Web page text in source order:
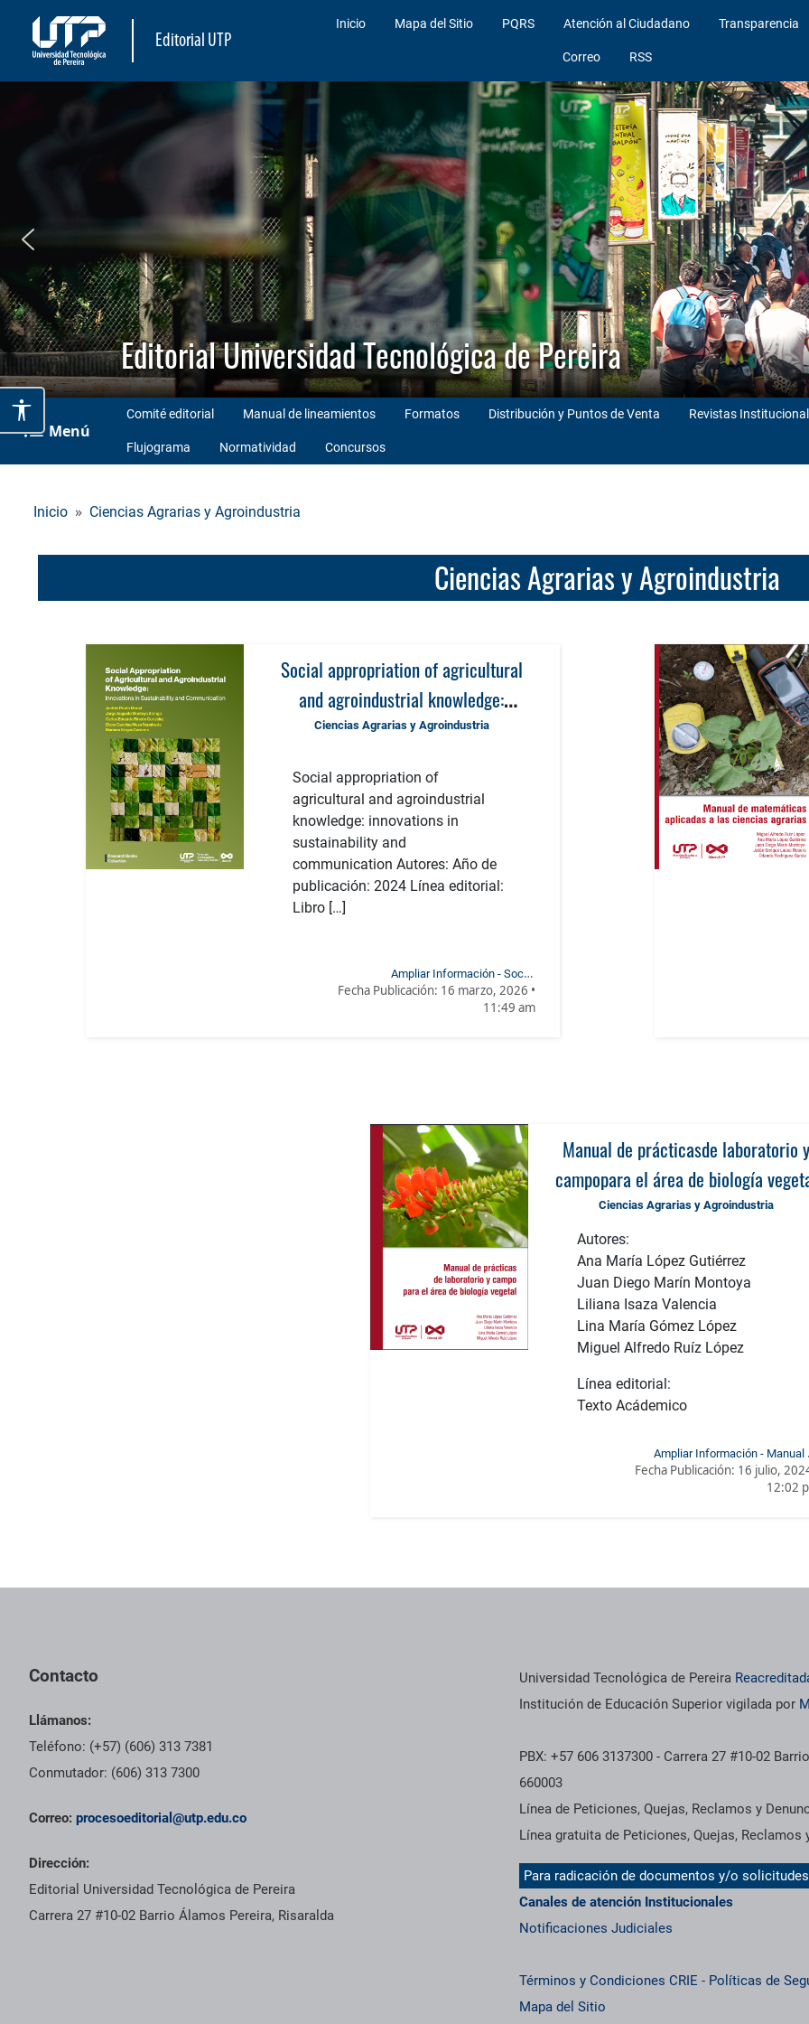
Editorial UTP
Inicio Mapa del Sitio PQRS Atención al Ciudadano Transparencia
Correo RSS
Editorial Universidad Tecnológica de Pereira
Menú
Comité editorial Manual de lineamientos Formatos Distribución y Puntos de Venta Revistas
Flujograma Normatividad Concursos
Inicio Ciencias Agrarias y Agroindustria
Ciencias Agrarias y Agroindustria
Social appropriation of agricultural
and agroindustrial knowledge:
innovations in sustainability and
Ciencias Agrarias y Agroindustria
Social appropriation of
agricultural and agroindustrial
knowledge: innovations in
sustainability and
communication Autores: Año de
publicación: 2024 Línea editorial:
Libro […]
Ampliar Información - Social
appropriation of agricultural and
agroindustrial knowledge: innovations in
Fecha Publicación: 16 marzo, 2026 •
11:49 am
Manual de prácticasde laboratorio y
campopara el área de biología
Ciencias Agrarias y Agroindustria
Autores:
Ana María López Gutiérrez
Juan Diego Marín Montoya
Liliana Isaza Valencia
Lina María Gómez López
Miguel Alfredo Ruíz López
Línea editorial:
Texto Acádemico
Ampliar Información - Manual
prácticasde laboratorio y
área de biología
Fecha Publicación: 16 julio,
12:02
Contacto
Llámanos:
Teléfono: (+57) (606) 313 7381
Conmutador: (606) 313 7300
Correo: procesoeditorial@utp.edu.co
Dirección:
Editorial Universidad Tecnológica de Pereira
Carrera 27 #10-02 Barrio Álamos Pereira, Risaralda
Información institucional
Universidad Tecnológica de Pereira
Institución de Educación Superior vigilada por
PBX: +57 606 3137300 - Carrera 27 #10-02
660003
Línea de Peticiones, Quejas, Reclamos y
Línea gratuita de Peticiones, Quejas,
Para radicación de documentos y/o
Canales de atención Institucionales
Notificaciones Judiciales
Términos y Condiciones CRIE - Políticas de
Mapa del Sitio